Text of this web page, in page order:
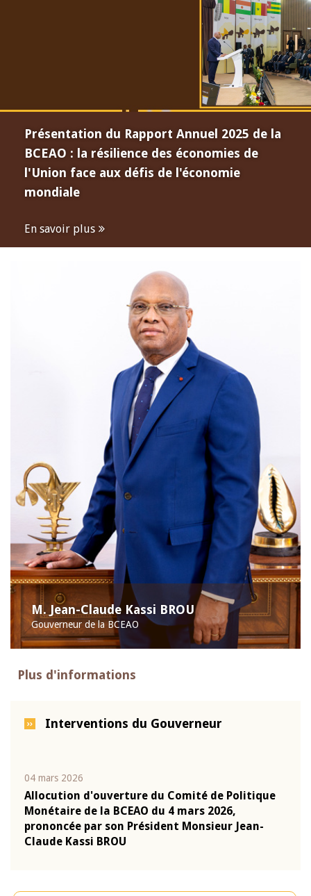
Présentation du Rapport Annuel 2025 de la
BCEAO : la résilience des économies de
l'Union face aux défis de l'économie
mondiale
En savoir plus
M. Jean-Claude Kassi BROU
Gouverneur de la BCEAO
Plus d'informations
Interventions du Gouverneur
04 mars 2026
Allocution d'ouverture du Comité de Politique
Monétaire de la BCEAO du 4 mars 2026,
prononcée par son Président Monsieur Jean-
Claude Kassi BROU